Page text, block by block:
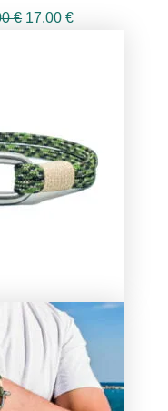
€ El
17,00€El